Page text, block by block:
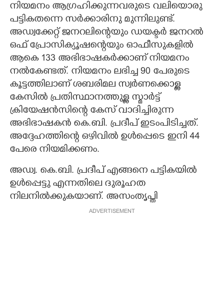
നിയമനം ആഗ്രഹിക്കുന്നവരുടെ വലിയൊരു
പട്ടികതന്നെ സർക്കാരിനു മുന്നിലുണ്ട്.
അഡ്വക്കേറ്റ് ജനറലിന്റെയും ഡയക്ടർ ജനറൽ
ഒഫ് പ്രോസിക്യൂഷന്റെയും ഓഫീസുകളിൽ
ആകെ 133 അഭിഭാഷകർക്കാണ് നിയമനം
നൽകേണ്ടത്. നിയമനം ലഭിച്ച 90 പേരുടെ
കൂട്ടത്തിലാണ് ശബരിമല സ്വർണക്കൊള്ള
കേസിൽ പ്രതിസ്ഥാനത്തുള്ള സ്മാർട്ട്
ക്രിയേഷൻസിന്റെ കേസ് വാദിച്ചിരുന്ന
അഭിഭാഷകൻ കെ.ബി. പ്രദീപ് ഇടംപിടിച്ചത്.
അദ്ദേഹത്തിന്റെ ഒഴിവിൽ ഉൾപ്പെടെ ഇനി 44
പേരെ നിയമിക്കണം.
അഡ്വ. കെ.ബി. പ്രദീപ് എങ്ങനെ പട്ടികയിൽ
ഉൾപ്പെട്ടു എന്നതിലെ ദുരൂഹത
നിലനിൽക്കുകയാണ്. അസംതൃപ്തി
ADVERTISEMENT